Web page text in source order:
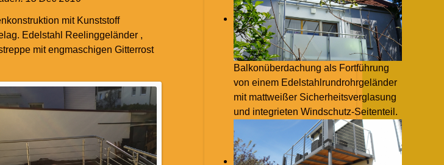
mit Kunststoff
Edelstahl Reelinggeländer ,
mit engmaschigen Gitterrost
Balkonüberdachung als Fortführung
von einem Edelstahlrundrohrgeländer
mit mattweißer Sicherheitsverglasung
und integrieten Windschutz-Seitenteil.